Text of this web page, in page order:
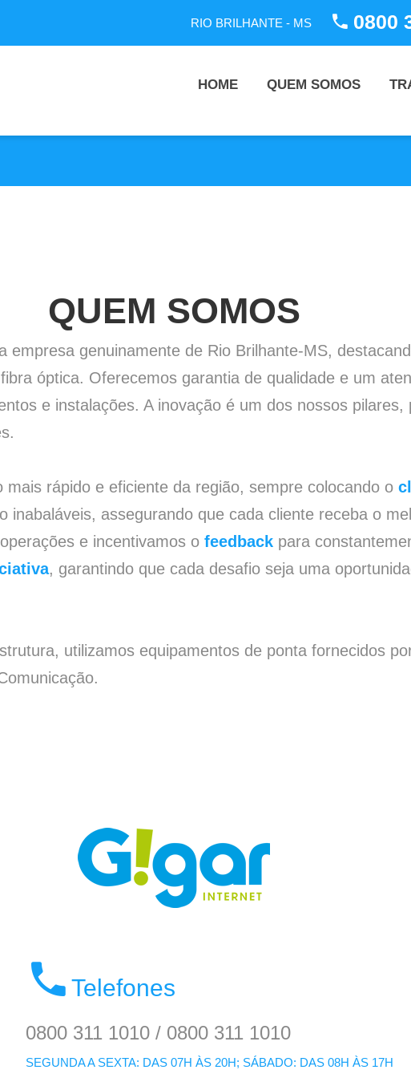
RIO BRILHANTE - MS 0800
HOME QUEM SOMOS
QUEM SOMOS
empresa genuinamente de Rio Brilhante-MS,
óptica. Oferecemos garantia de qualidade e um
e instalações. A inovação é um dos nossos
rápido e eficiente da região, sempre colocando o
inabaláveis, assegurando que cada cliente receba o
e incentivamos o feedback para
, garantindo que cada desafio seja uma
utilizamos equipamentos de ponta fornecidos
Telefones
0800 311 1010 / 0800 311 1010
SEGUNDA A SEXTA: DAS 07H ÀS 20H; SÁBADO: DAS 08H ÀS 17H